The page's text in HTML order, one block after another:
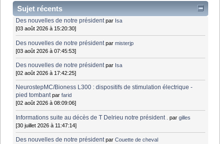
Sujet récents
Des nouvelles de notre président par Isa
[03 août 2026 à 15:20:30]
Des nouvelles de notre président parmisterjp
[03 août 2026 à 07:45:53]
Des nouvelles de notre président par Isa
[02 août 2026 à 17:42:25]
NeurostepMC/Bioness L300 : dispositifs de stimulation électrique -
pied tombant parfarid
[02 août 2026 à 08:09:06]
Informations suite au décès de T Delrieu notre président . pargilles
[30 juillet 2026 à 11:47:14]
Des nouvelles de notre président parCouette de cheval